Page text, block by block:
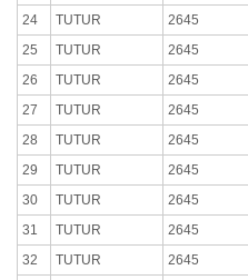
24
TUTUR 2645
25
TUTUR 2645
26
TUTUR 2645
27
TUTUR 2645
28
TUTUR 2645
29
TUTUR 2645
30
TUTUR 2645
31
TUTUR 2645
32
TUTUR 2645